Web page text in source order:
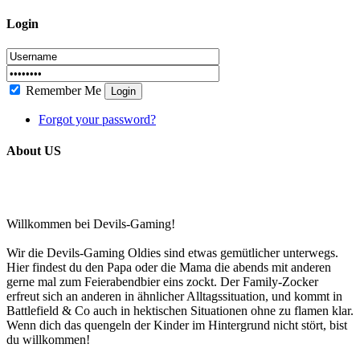
Login
Remember Me Login
Forgot your password?
About US
Willkommen bei Devils-Gaming!
Wir die Devils-Gaming Oldies sind etwas gemütlicher unterwegs.
Hier findest du den Papa oder die Mama die abends mit anderen
gerne mal zum Feierabendbier eins zockt. Der Family-Zocker
erfreut sich an anderen in ähnlicher Alltagssituation, und kommt in
Battlefield & Co auch in hektischen Situationen ohne zu flamen klar.
Wenn dich das quengeln der Kinder im Hintergrund nicht stört, bist
du willkommen!